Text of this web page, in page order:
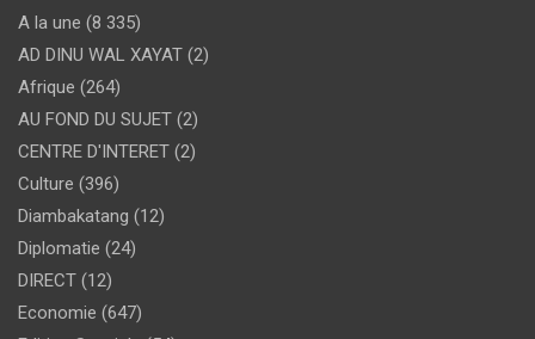
A la une (8 335)
AD DINU WAL XAYAT (2)
Afrique (264)
AU FOND DU SUJET (2)
CENTRE D'INTERET (2)
Culture (396)
Diambakatang (12)
Diplomatie (24)
DIRECT (12)
Economie (647)